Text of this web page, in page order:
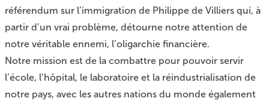
référendum sur l’immigration de Philippe de Villiers qui, à
partir d’un vrai problème, détourne notre attention de
notre véritable ennemi, l’oligarchie financière.
Notre mission est de la combattre pour pouvoir servir
l’école, l’hôpital, le laboratoire et la réindustrialisation de
notre pays, avec les autres nations du monde également